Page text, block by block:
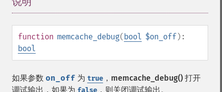
function memcache_debug(bool $on_off):
bool
如果参数 on_off 为 true ， memcache_debug() 打开
调试输出，如果为 false ，则关闭调试输出。